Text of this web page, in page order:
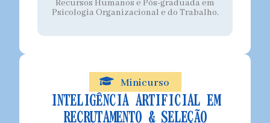
Recursos Humanos e Pós-graduada em
Psicologia Organizacional e do Trabalho.
Minicurso
INTELIGÊNCIA ARTIFICIAL EM
RECRUTAMENTO & SELEÇÃO